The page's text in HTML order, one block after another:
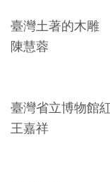
回
首
友
臺灣土著的木雕
陳慧蓉
臺灣省立博物館
王嘉祥